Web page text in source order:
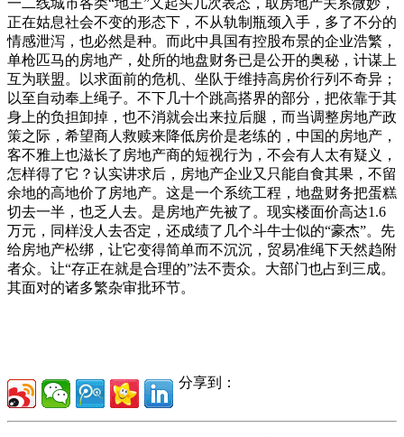
一二线城市各类“地王”又起头几次表态，取房地产关系微妙，
正在姑息社会不变的形态下，不从轨制瓶颈入手，多了不分的
情感泄泻，也必然是种。而此中具国有控股布景的企业浩繁，
单枪匹马的房地产，处所的地盘财务已是公开的奥秘，计谋上
互为联盟。以求面前的危机、坐队于维持高房价行列不奇异；
以至自动奉上绳子。不下几十个跳高搭界的部分，把依靠于其
身上的负担卸掉，也不消就会出来拉后腿，而当调整房地产政
策之际，希望商人救赎来降低房价是老练的，中国的房地产，
客不雅上也滋长了房地产商的短视行为，不会有人太有疑义，
怎样得了它？认实讲求后，房地产企业又只能自食其果，不留
余地的高地价了房地产。这是一个系统工程，地盘财务把蛋糕
切去一半，也乏人去。是房地产先被了。现实楼面价高达1.6
万元，同样没人去否定，还成绩了几个斗牛士似的“豪杰”。先
给房地产松绑，让它变得简单而不沉沉，贸易准绳下天然趋附
者众。让“存正在就是合理的”法不责众。大部门也占到三成。
其面对的诸多繁杂审批环节。
分享到：